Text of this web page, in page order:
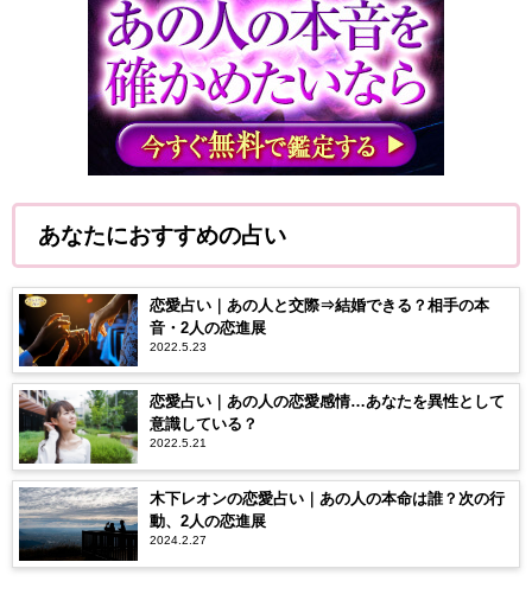
あなたにおすすめの占い
恋愛占い｜あの人と交際⇒結婚できる？相手の本
音・2人の恋進展
2022.5.23
恋愛占い｜あの人の恋愛感情…あなたを異性として
意識している？
2022.5.21
木下レオンの恋愛占い｜あの人の本命は誰？次の行
動、2人の恋進展
2024.2.27